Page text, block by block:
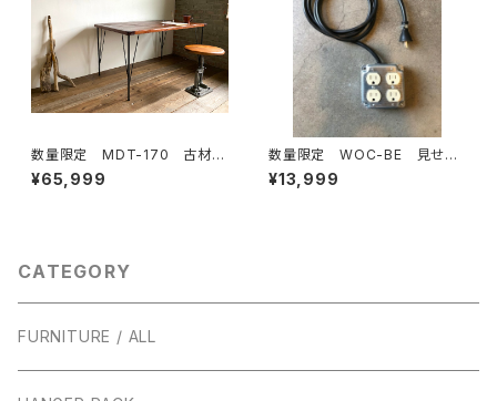
数量限定 MDT-170 古材
ワークデスク カフェテーブ
ル テーブル ダイニングテー
¥65,999
数量限定 WOC-BE 見せる
延長コード コンセント 本体＋
カバーセット （ベージュ）延長コ
¥13,999
CATEGORY
FURNITURE / ALL